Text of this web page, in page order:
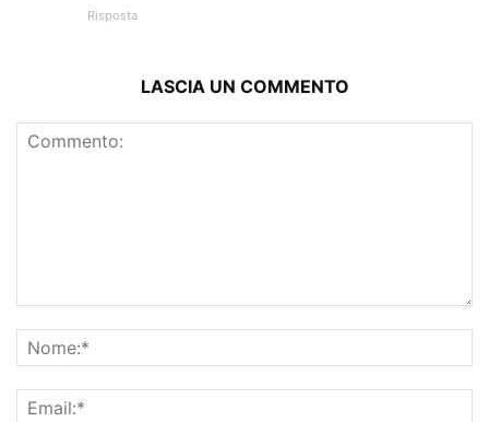
Risposta
LASCIA UN COMMENTO